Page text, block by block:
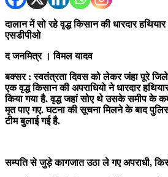
दालान में सो रहे वृद्ध किसान की धारदार
एसडीपीओ
द जनमित्र । विमल यादव
बक्सर : स्वतंत्रता दिवस को लेकर जंहा पूरे जिले
एक वृद्ध किसान की अपराधियो ने धारदार
किया गया है. वृद्ध जहां सोए थे उसके समीप के
मृत पाए गए. घटना की सूचना मिलने के बाद
टीम बुलाई गई है.
सम्पति से जुड़े कागजात उठा ले गए अपराधी,